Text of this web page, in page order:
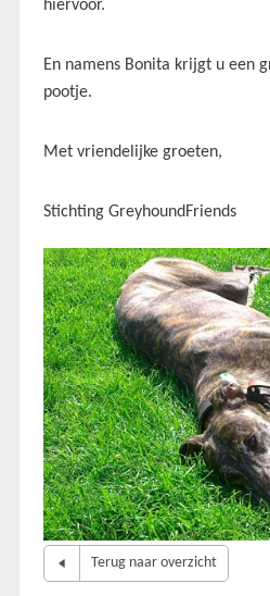
hiervoor.
En namens Bonita krijgt u een
pootje.
Met vriendelijke groeten,
Stichting GreyhoundFriends
Terug naar overzicht